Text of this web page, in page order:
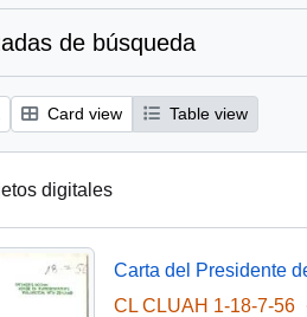
de búsqueda
Card view Table view
digitales
CL CLUAH 1-18-7-56